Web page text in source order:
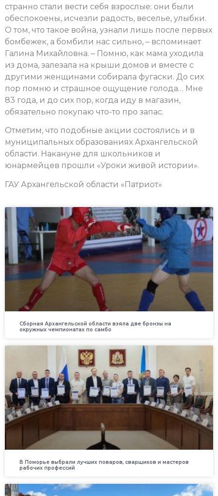
странно стали вести себя взрослые: они были
обеспокоены, исчезли радость, веселье, улыбки.
О том, что такое война, узнали лишь после первых
бомбежек, а бомбили нас сильно, – вспоминает
Галина Михайловна. – Помню, как мама уходила
из дома, залезала на крыши домов и вместе с
другими женщинами собирала фугаски. До сих
пор помню и страшное ощущение голода… Мне
83 года, и до сих пор, когда иду в магазин,
обязательно покупаю что-то про запас.
Отметим, что подобные акции состоялись и в
муниципальных образованиях Архангельской
области. Накануне для школьников и
юнармейцев прошли «Уроки живой истории».
ГАУ Архангельской области «Патриот»
Сборная Архангельской области взяла две бронзы на
окружных чемпионатах по самбо
В Поморье выбрали лучших поваров, сварщиков и мастеров
рабочих профессий